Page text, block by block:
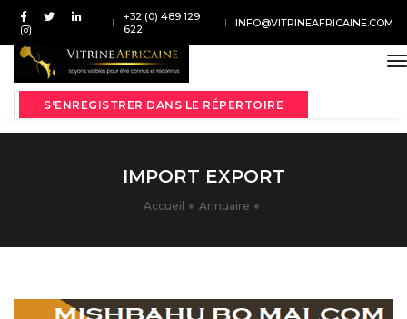
+32 (0) 489 129
622
INFO@VITRINEAFRICAINE.COM
S'ENREGISTRER DANS LE RÉPERTOIRE
IMPORT EXPORT
Accueil Annuaire